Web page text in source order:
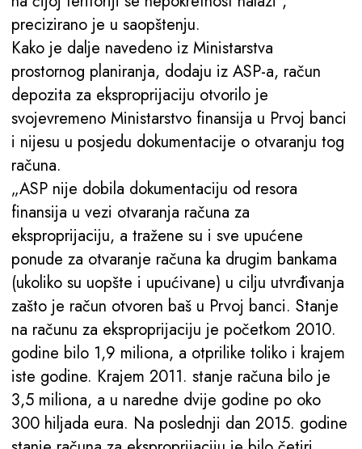
precizirano je u saopštenju.
Kako je dalje navedeno iz Ministarstva
prostornog planiranja, dodaju iz ASP-a, račun
depozita za eksproprijaciju otvorilo je
svojevremeno Ministarstvo finansija u Prvoj banci
i nijesu u posjedu dokumentacije o otvaranju tog
računa.
„ASP nije dobila dokumentaciju od resora
finansija u vezi otvaranja računa za
eksproprijaciju, a tražene su i sve upućene
ponude za otvaranje računa ka drugim bankama
(ukoliko su uopšte i upućivane) u cilju utvrđivanja
zašto je račun otvoren baš u Prvoj banci. Stanje
na računu za eksproprijaciju je početkom 2010.
godine bilo 1,9 miliona, a otprilike toliko i krajem
iste godine. Krajem 2011. stanje računa bilo je
3,5 miliona, a u naredne dvije godine po oko
300 hiljada eura. Na poslednji dan 2015. godine